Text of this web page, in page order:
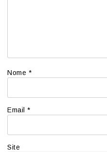
Nome *
Email *
Site